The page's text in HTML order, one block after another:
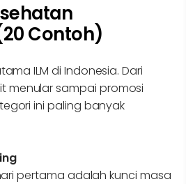
Contoh)
ILM di Indonesia. Dari
menular sampai promosi
ini paling banyak
pertama adalah kunci masa